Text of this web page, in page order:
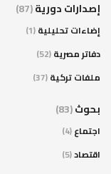
إصدارات دورية(87)
إضاءات تحليلية(1)
دفاتر مصرية(52)
ملفات تركية(37)
بحوث(83)
اجتماع(4)
اقتصاد(5)